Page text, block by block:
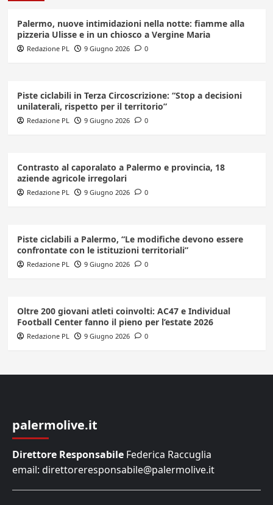
Palermo, nuove intimidazioni nella notte: fiamme alla
pizzeria Ulisse e in un chiosco a Vergine Maria
Redazione PL 9 Giugno 2026 0
Piste ciclabili in Terza Circoscrizione: “Stop a decisioni
unilaterali, rispetto per il territorio”
Redazione PL 9 Giugno 2026 0
Contrasto al caporalato a Palermo e provincia, 18
aziende agricole irregolari
Redazione PL 9 Giugno 2026 0
Piste ciclabili a Palermo, “Le modifiche devono essere
confrontate con le istituzioni territoriali”
Redazione PL 9 Giugno 2026 0
Oltre 200 giovani atleti coinvolti: AC47 e Individual
Football Center fanno il pieno per l’estate 2026
Redazione PL 9 Giugno 2026 0
palermolive.it
Direttore Responsabile Federica Raccuglia
email: direttoreresponsabile@palermolive.it